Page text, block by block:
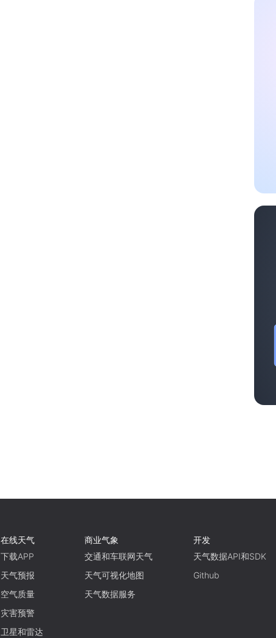
在线天气
下载APP
天气预报
空气质量
灾害预警
卫星和雷达
商业气象
交通和车联网天气
天气可视化地图
天气数据服务
开发
天气数据API和SDK
Github